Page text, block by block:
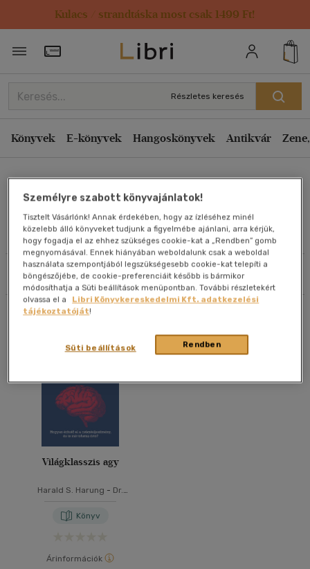
Kulacs / strandtáska most csak 1499 Ft!
Törzsvásárlói Kártya adatai
Részletes keresés
Könyvek E-könyvek Hangoskönyvek Antikvár
Dr. Frederick Travis
Művei
Szűrés Rendezés
Rendezés
Kiadás éve szerint csökkenő
Ár szerint csökkenő
Eladott darabszám szerint csökkenő
Eladott darabszám szerint növekvő
Cím szerint A-Z
Szerző szerint A-Z
Megjelenítés
20 db / oldal
Alkalmaz
Világklasszis agy
Harald S. Harung - Dr.
Könyv
Árinformációk
Személyre szabott könyvajánlatok!
Tisztelt Vásárlónk! Annak érdekében, hogy az ízléséhez minél
közelebb álló könyveket tudjunk a figyelmébe ajánlani, arra kérjük,
hogy fogadja el az ehhez szükséges cookie-kat a „Rendben” gomb
megnyomásával. Ennek hiányában weboldalunk csak a weboldal
használata szempontjából legszükségesebb cookie-kat telepíti a
böngészőjébe, de cookie-preferenciáit később is bármikor
módosíthatja a Süti beállítások menüpontban. További részletekért
olvassa el a
Libri Könyvkereskedelmi Kft. adatkezelési
tájékoztatóját!
Rendben
Süti beállítások